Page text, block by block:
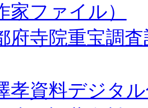
家ファイル）
府寺院重宝調
孝資料デジタ